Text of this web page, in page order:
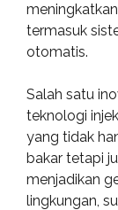
termasuk
otomatis.
Salah satu
teknologi
yang tidak
bakar tetapi
menjadikan
lingkungan,